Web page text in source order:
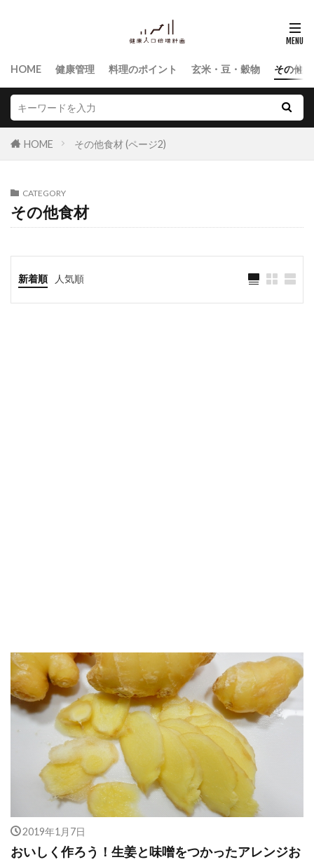
HOME 健康管理 料理のポイント 玄米・豆・穀物 その他
HOME その他食材 (ページ2)
CATEGORY
その他食材
新着順 人気順
2019年1月7日
おいしく作ろう！生姜と味噌をつかったアレンジお